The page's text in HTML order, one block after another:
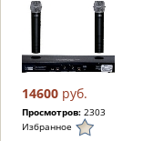
14600 руб.
Просмотров: 2303
Избранное